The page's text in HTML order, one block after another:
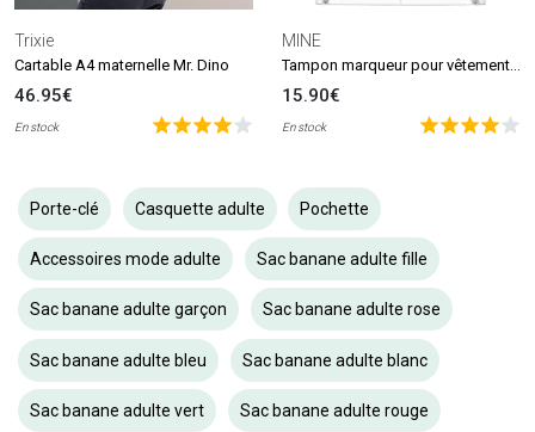
Trixie
Cartable A4 maternelle Mr. Dino
46.95€
En stock
MINE
Tampon marqueur pour vêtements et livres MINE Stamp
15.90€
En stock
Porte-clé Casquette adulte Pochette
Accessoires mode adulte Sac banane adulte fille
Sac banane adulte garçon Sac banane adulte rose
Sac banane adulte bleu Sac banane adulte blanc
Sac banane adulte vert Sac banane adulte rouge